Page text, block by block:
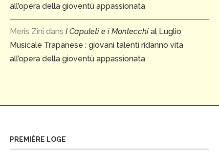
all’opera della gioventù appassionata
Meris Zini dans I Capuleti e i Montecchi al Luglio
Musicale Trapanese : giovani talenti ridanno vita
all’opera della gioventù appassionata
PREMIÈRE LOGE